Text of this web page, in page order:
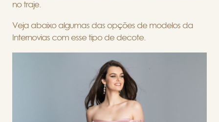
no traje.
Veja abaixo algumas das opções de modelos da
Internovias com esse tipo de decote.